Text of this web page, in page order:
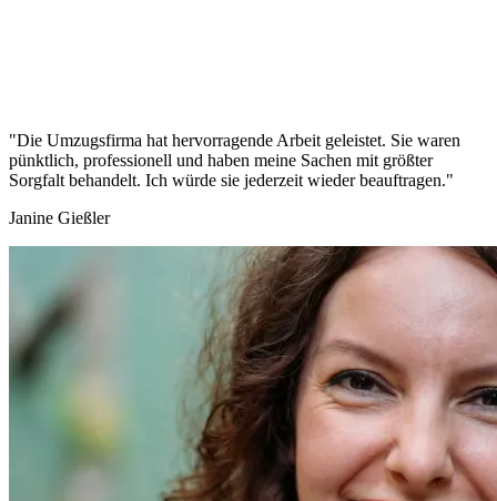
"Die Umzugsfirma hat hervorragende Arbeit geleistet. Sie waren
pünktlich, professionell und haben meine Sachen mit größter
Sorgfalt behandelt. Ich würde sie jederzeit wieder beauftragen."
Janine Gießler